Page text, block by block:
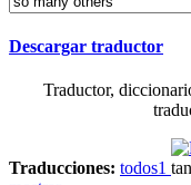
Descargar traductor
Traductor,
Traducciones: todos1